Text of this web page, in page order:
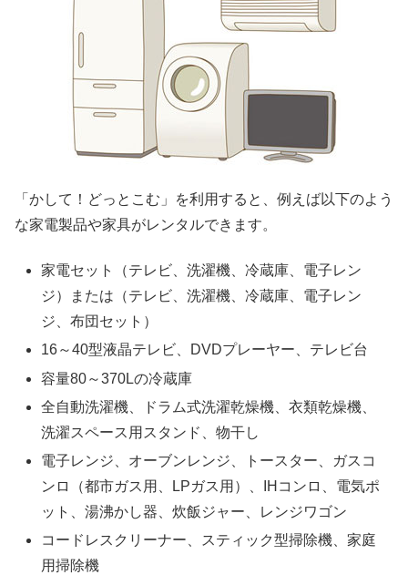
「かして！どっとこむ」を利用すると、例えば以下のよう
な家電製品や家具がレンタルできます。
家電セット（テレビ、洗濯機、冷蔵庫、電子レン
ジ）または（テレビ、洗濯機、冷蔵庫、電子レン
ジ、布団セット）
16～40型液晶テレビ、DVDプレーヤー、テレビ台
容量80～370Lの冷蔵庫
全自動洗濯機、ドラム式洗濯乾燥機、衣類乾燥機、
洗濯スペース用スタンド、物干し
電子レンジ、オーブンレンジ、トースター、ガスコ
ンロ（都市ガス用、LPガス用）、IHコンロ、電気ポ
ット、湯沸かし器、炊飯ジャー、レンジワゴン
コードレスクリーナー、スティック型掃除機、家庭
用掃除機